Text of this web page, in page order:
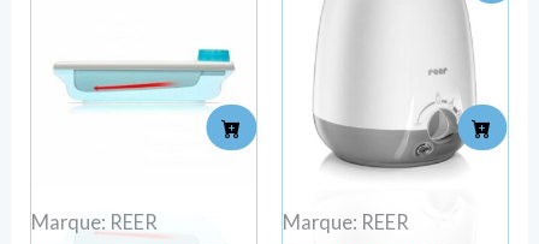
Marque: REER
Marque: REER
TND
TND